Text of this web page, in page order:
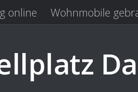
online Wohnmobile